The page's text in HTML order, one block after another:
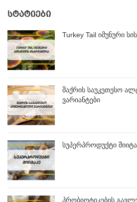
ᲡᲢᲐᲢᲘᲔᲑᲘ
Turkey Tail იმუნური
შაქრის საუკეთესო
ვარიანტები
სუპერპროდუქტი
პრობიოტიკების